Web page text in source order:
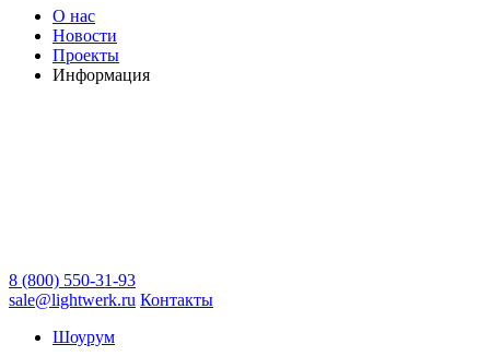
О нас
Новости
Проекты
Информация
8 (800) 550-31-93
sale@lightwerk.ru Контакты
Шоурум